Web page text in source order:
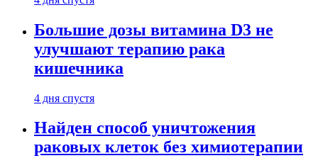
Большие дозы витамина D3 не
улучшают терапию рака
кишечника
4 дня спустя
Найден способ уничтожения
раковых клеток без химиотерапии